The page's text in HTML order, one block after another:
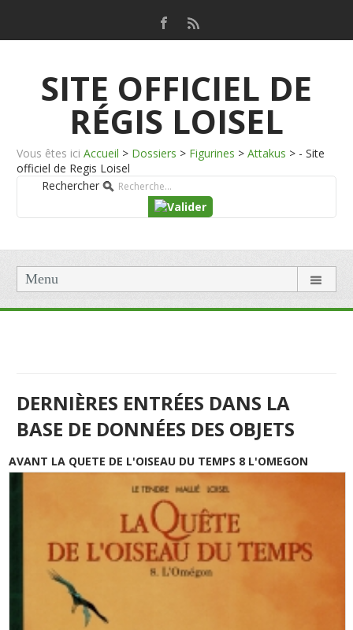
SITE OFFICIEL DE
RÉGIS LOISEL
Vous êtes ici Accueil > Dossiers > Figurines > Attakus > - Site
officiel de Regis Loisel
Rechercher
Menu
DERNIÈRES ENTRÉES DANS LA
BASE DE DONNÉES DES OBJETS
AVANT LA QUETE DE L'OISEAU DU TEMPS 8 L'OMEGON